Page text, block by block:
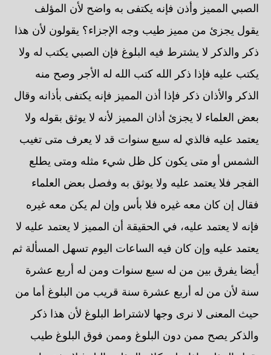
الصبي المميز وأذن فإنه يكتفى به واضح لأن المؤلف
يقول يجزئ من مميز طيب وجه الإجزاء؟ يقولون لأن هذا
ذكر والذكر لا يشترط فيه البلوغ فإن الصبي يكتب له ولا
يكتب عليه فإذا ذكر الله كتب الله له الأجر وصح منه
الذكر والأذان ذكر فإذا أذن المميز فإنه يكتفى بأذانه وقال
بعض العلماء لا يجزئ أذان المميز لأنه لا يوثق بقوله ولا
يعتمد عليه فالذي له سبع سنوات قد لا يعرف متى تغيب
الشمس أو متى يكون كل ظل شيء مثله ومتى يطلع
الفجر فلا يعتمد عليه ولا يوثق به وفصل بعض العلماء
فقال إن كان معه غيره فلا بأس وإن لم يكن معه غيره
فإنه لا يعتمد عليه، في الحقيقة أن المميز لا يعتمد عليه لا
يعتمد عليه وإن كان فيه الساعات اليوم تسهل المسألة ثم
أيضا يفرق بين من له سبع سنوات ومن له أربع عشرة
سنة لأن من له أربع عشرة سنة قريب من البلوغ أما من
حيث المعنى لا نرى وجها لاشتراط البلوغ لأن هذا ذكر
والذكر يصح ممن دون البلوغ وممن فوق البلوغ طيب